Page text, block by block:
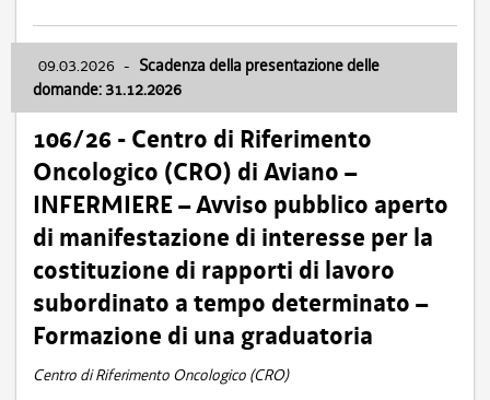
09.03.2026 - Scadenza della presentazione delle
domande: 31.12.2026
106/26 - Centro di Riferimento
Oncologico (CRO) di Aviano –
INFERMIERE – Avviso pubblico aperto
di manifestazione di interesse per la
costituzione di rapporti di lavoro
subordinato a tempo determinato –
Formazione di una graduatoria
Centro di Riferimento Oncologico (CRO)